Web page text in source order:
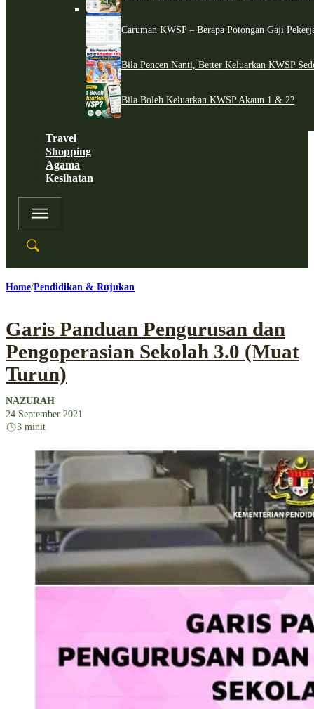
Caruman KWSP – Berapa Potongan Gaji
Bila Pencen Nanti, Better Keluarkan KWSP
Bila Boleh Keluarkan KWSP Akaun 1 & 2?
Travel
Shopping
Agama
Kesihatan
Home Pendidikan & Rujukan
Garis Panduan Pengurusan dan
Pengoperasian Sekolah 3.0 (Muat
Turun)
NAZURAH
24 September 2021
3 minit